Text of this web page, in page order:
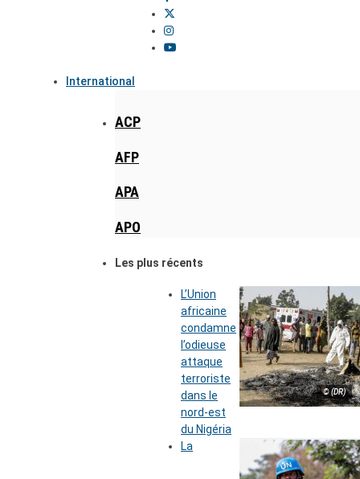
International
ACP
AFP
APA
APO
Les plus récents
© (DR)
L’Union
africaine
condamne
l’odieuse
attaque
terroriste
dans le
nord-est
du Nigéria
La